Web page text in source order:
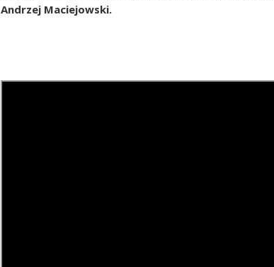
Andrzej Maciejowski.